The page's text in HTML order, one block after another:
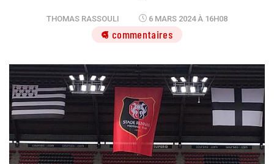
THOMAS RASSOULI 6 MARS 2024 À 16H08
3 commentaires